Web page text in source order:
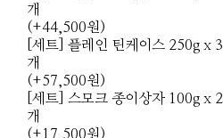
개
(+44,500원)
[세트] 플레인 틴케이스 250g x 3
개
(+57,500원)
[세트] 스모크 종이상자 100g x 2
개
(+17,500원)